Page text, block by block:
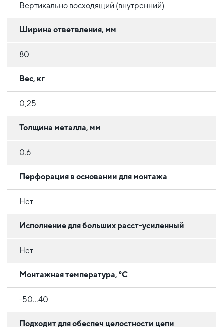
Вертикально восходящий (внутренний)
Ширина ответвления, мм
80
Вес, кг
0,25
Толщина металла, мм
0.6
Перфорация в основании для монтажа
Нет
Исполнение для больших расст-усиленный
Нет
Монтажная температура, °C
-50...40
Подходит для обеспеч целостности цепи